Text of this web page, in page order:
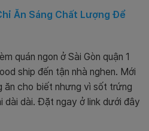
Ăn Sáng Chất Lượng Để
quán ngon ở Sài Gòn quận 1
ship đến tận nhà nghen. Mới
ăn cho biết nhưng vì sốt trứng
dài dài. Đặt ngay ở link dưới đây